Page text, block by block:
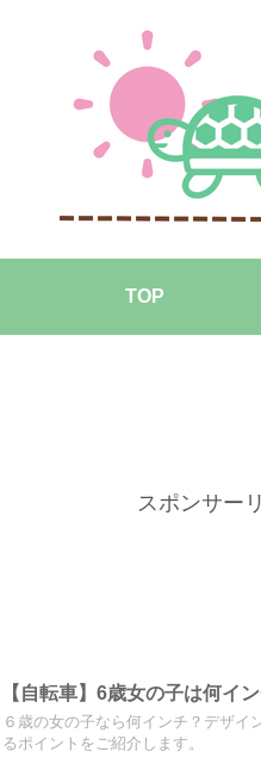
TOP
スポンサー
【自転車】6歳女の子は何イ
６歳の女の子なら何インチ？デザイ
るポイントをご紹介します。